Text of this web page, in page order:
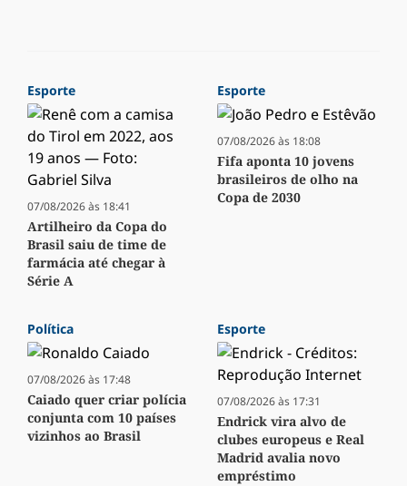
Esporte
07/08/2026 às 18:41
Artilheiro da Copa do
Brasil saiu de time de
farmácia até chegar à
Série A
Esporte
07/08/2026 às 18:08
Fifa aponta 10 jovens
brasileiros de olho na
Copa de 2030
Política
07/08/2026 às 17:48
Caiado quer criar polícia
conjunta com 10 países
vizinhos ao Brasil
Esporte
07/08/2026 às 17:31
Endrick vira alvo de
clubes europeus e Real
Madrid avalia novo
empréstimo